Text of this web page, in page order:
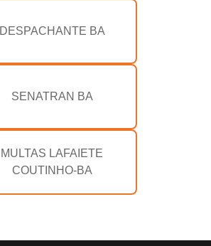
DESPACHANTE BA
SENATRAN BA
MULTAS LAFAIETE
COUTINHO-BA